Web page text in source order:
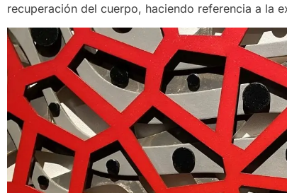
recuperación del cuerpo, haciendo referencia a la